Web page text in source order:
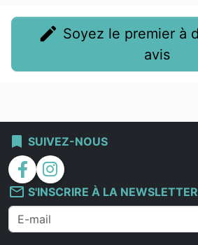
edit
avis
bookmark SUIVEZ-NOUS
facebook
instagram
mail_outline S'INSCRIRE À LA NEWSLETTER